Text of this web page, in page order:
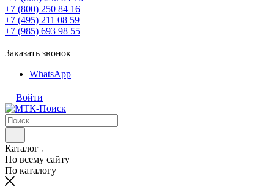
+7 (800) 250 84 16
+7 (495) 211 08 59
+7 (985) 693 98 55
Заказать звонок
WhatsApp
Войти
Каталог
По всему сайту
По каталогу